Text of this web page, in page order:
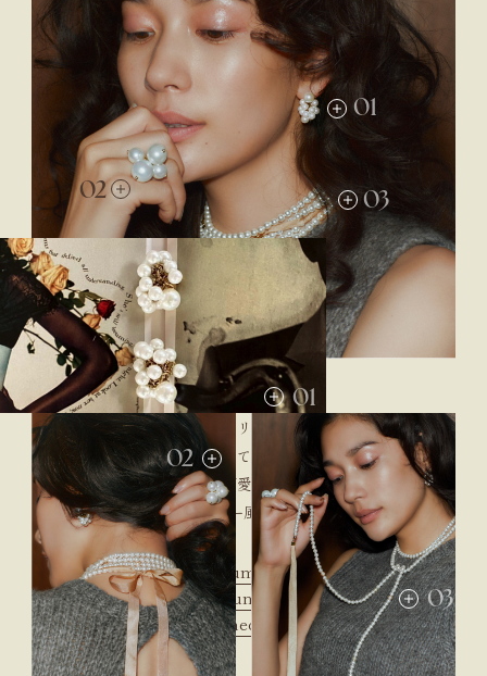
01
02 03
02
03
01
パールのピアスやリングは定番だけど
大きさやデザインにこだわってちょっとモードさをたして。
ヌーディーカラーのリボンが可愛いネックレスは気分に合わせて
ブレスレットやチョーカー風、アレンジを楽しんで。
01. Shellpearl volume pierce ¥12,100 →
02. Shellpearl volume ring ¥11,000 →
03. Infinity pearl necklace ¥24,200 →